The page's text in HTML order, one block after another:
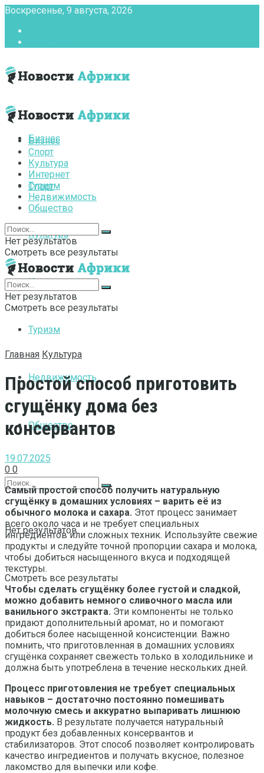
Воскресенье, 9 августа, 2026
Бизнес
Спорт
Культура
Интернет
Туризм
Недвижимость
Общество
Нет результатов
Смотреть все результаты
Бизнес
Спорт
Культура
Интернет
Туризм
Недвижимость
Общество
Нет результатов
Смотреть все результаты
Нет результатов
Смотреть все результаты
Главная Культура
Простой способ приготовить
сгущёнку дома без
консервантов
19.07.2025
0 0
Самый простой способ получить натуральную
сгущёнку в домашних условиях – варить её из
обычного молока и сахара. Этот процесс занимает
всего около часа и не требует специальных
ингредиентов или сложных техник. Используйте свежие
продукты и следуйте точной пропорции сахара и молока,
чтобы добиться насыщенного вкуса и подходящей
текстуры.
Чтобы сделать сгущёнку более густой и сладкой,
можно добавить немного сливочного масла или
ванильного экстракта. Эти компоненты не только
придают дополнительный аромат, но и помогают
добиться более насыщенной консистенции. Важно
помнить, что приготовленная в домашних условиях
сгущёнка сохраняет свежесть только в холодильнике и
должна быть употреблена в течение нескольких дней.
Процесс приготовления не требует специальных
навыков – достаточно постоянно помешивать
молочную смесь и аккуратно выпаривать лишнюю
жидкость. В результате получается натуральный
продукт без добавленных консервантов и
стабилизаторов. Этот способ позволяет контролировать
качество ингредиентов и получать вкусное, полезное
лакомство для выпечки или кофе.